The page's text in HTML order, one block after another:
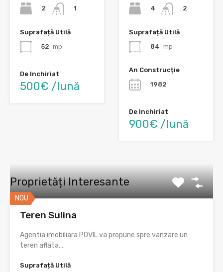
2
1
Suprafață Utilă
52 mp
De Inchiriat
500€ /lună
4
2
Suprafață Utilă
84 mp
An Construcție
1982
De Inchiriat
900€ /lună
Proprietăți Interesante
NOU
Teren Sulina
Agentia imobiliara POVIL va propune spre vanzare un
teren aflata…
Suprafață Utilă